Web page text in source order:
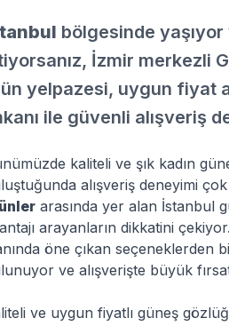
bölgesinde yaşıyor
İzmir merkezli
yelpazesi, uygun fiyat
ile güvenli alışveriş
kaliteli ve şık kadın
alışveriş deneyimi
arasında yer alan İstanbul
arayanların dikkatini çekiyor.
öne çıkan seçeneklerden
ve alışverişte büyük
ve uygun fiyatlı güneş